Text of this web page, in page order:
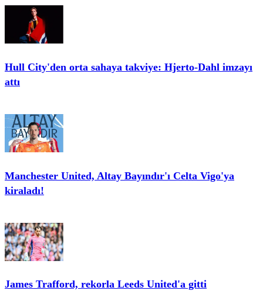
Hull City'den orta sahaya takviye: Hjerto-Dahl imzayı
attı
Manchester United, Altay Bayındır'ı Celta Vigo'ya
kiraladı!
James Trafford, rekorla Leeds United'a gitti